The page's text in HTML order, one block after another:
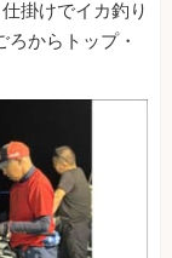
掛けでイカ釣り
からトップ・